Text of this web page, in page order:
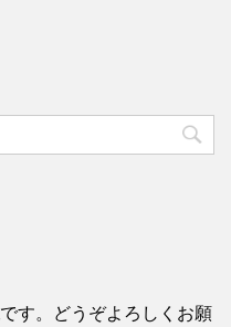
です。どうぞよろしくお願